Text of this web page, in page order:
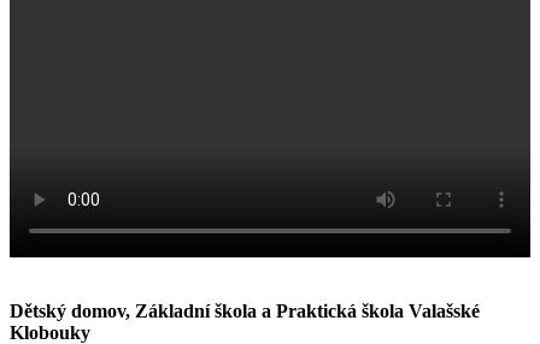
Dětský domov, Základní škola a Praktická škola Valašské
Klobouky